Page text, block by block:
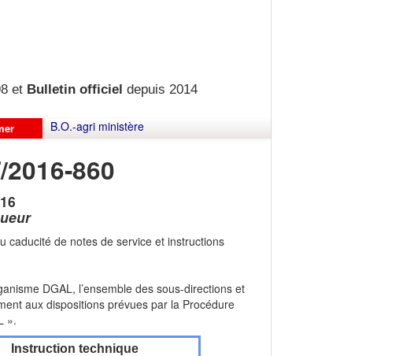
et Bulletin officiel depuis 2014
B.O.-agri ministère
860
caducité de notes de service et instructions
DGAL, l’ensemble des sous-directions et
aux dispositions prévues par la Procédure
».
Instruction technique